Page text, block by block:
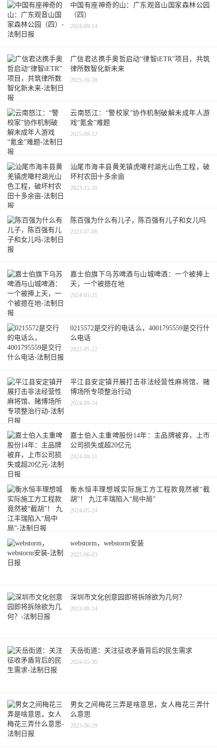
中国有座神奇的山：广东观音山国家森林公园
（四）
2024-09-14
广信君达携手奥哲启动“律智iETR”项目，共筑
律所数智化新未来
2025-10-28
云南怒江：“警校家”协作机制破解未成年人游
戏“氪金”难题
2025-09-12
汕尾市海丰县黄羌镇虎噉村湖光山色工程，破
坏村农田十多余亩
2023-11-10
陈百强为什么有儿子，陈百强有儿子和女儿吗
2023-07-08
嘉士伯旗下乌苏啤酒与山城啤酒：一个被捧上
天，一个被摁在地
2024-03-21
0215572是交行的电话么，4001795559是交行什
么电话
2023-05-22
平江县安定镇开展打击非法经营性麻将馆、赌
博场所专项整治行动
2024-09-14
嘉士伯入主重啤股份14年：主品牌被弃，上市
公司损失或超20亿元
2024-08-11
衡水恒丰理想城实际施工方工程款竟然被“截
胡”！ 九江丰瑞陷入“局中局”
2024-05-24
webstorm，webstorm安装
2023-06-03
深圳市文化创意园即将拆除欲为几何？
2023-09-14
天岳街道：关注征收矛盾背后的民生需求
2024-05-30
男女之间梅花三弄是啥意思，女人梅花三弄什
么意思
2023-06-29